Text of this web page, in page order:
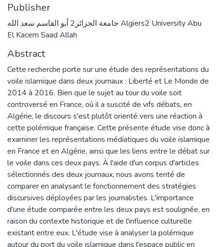
Publisher
جامعة الجزائر2 أبو القاسم سعد الله Algiers2 University Abu
El Kacem Saad Allah
Abstract
Cette recherche porte sur une étude des représentations du
voile islamique dans deux journaux : Liberté et Le Monde de
2014 à 2016. Bien que le sujet au tour du voile soit
controversé en France, où il a suscité de vifs débats, en
Algérie, le discours s'est plutôt orienté vers une réaction à
cette polémique française. Cette présente étude vise donc à
examiner les représentations médiatiques du voile islamique
en France et en Algérie, ainsi que les liens entre le débat sur
le voile dans ces deux pays. À l'aide d'un corpus d'articles
sélectionnés des deux journaux, nous avons tenté de
comparer en analysant le fonctionnement des stratégies
discursives déployées par les journalistes. L'importance
d'une étude comparée entre les deux pays est soulignée, en
raison du contexte historique et de l'influence culturelle
existant entre eux. L'étude vise à analyser la polémique
autour du port du voile islamique dans l'espace public en